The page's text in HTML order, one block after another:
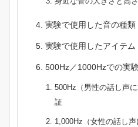
実験で使用した音の種類
実験で使用したアイテム
500Hz／1000Hzでの実
500Hz（男性の話し声
1,000Hz（女性の話し